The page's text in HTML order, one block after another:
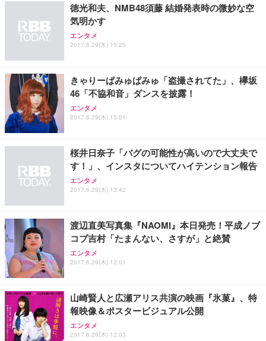
徳光和夫、NMB48須藤 結婚発表時の微妙な空
気明かす
エンタメ
2017.6.29(木) 15:25
きゃりーぱみゅぱみゅ「盗撮されてた」、欅坂
46「不協和音」ダンスを披露！
エンタメ
2017.6.29(木) 15:01
桜井日奈子「バグの可能性が高いので大丈夫で
す！」、インスタについてハイテンション報告
エンタメ
2017.6.29(木) 13:42
渡辺直美写真集『NAOMI』本日発売！平成ノブ
コブ吉村「たまんない、さすが」と絶賛
エンタメ
2017.6.29(木) 12:01
山崎賢人と広瀬アリス共演の映画『氷菓』、特
報映像＆ポスタービジュアル公開
エンタメ
2017.6.29(木) 12:03